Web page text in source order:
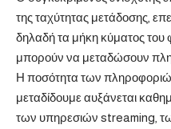
της ταχύτητας μετάδοσης,
δηλαδή τα μήκη κύματος του
μπορούν να μεταδώσουν
Η ποσότητα των
μεταδίδουμε αυξάνεται
των υπηρεσιών streaming,